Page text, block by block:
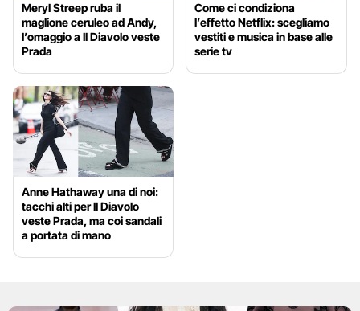
Meryl Streep ruba il
maglione ceruleo ad Andy,
l’omaggio a Il Diavolo veste
Prada
Come ci condiziona
l’effetto Netflix: scegliamo
vestiti e musica in base alle
serie tv
Anne Hathaway una di noi:
tacchi alti per Il Diavolo
veste Prada, ma coi sandali
a portata di mano